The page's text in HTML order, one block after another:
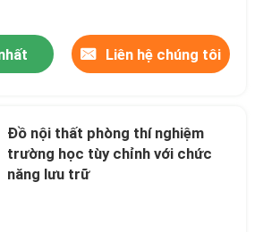
phòng thí nghiệm
thí nghiệm
thí nghiệm
Liên hệ chúng tôi
Đồ nội thất phòng thí nghiệm
trường học tùy chỉnh với chức
năng lưu trữ